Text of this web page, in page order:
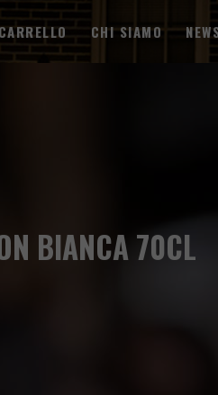
CARRELLO CHI SIAMO
BIANCA 70CL